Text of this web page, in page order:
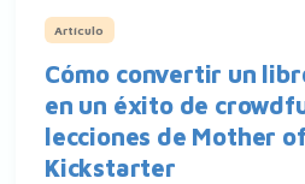
Artículo
Cómo convertir un
en un éxito de
lecciones de Mother
Kickstarter